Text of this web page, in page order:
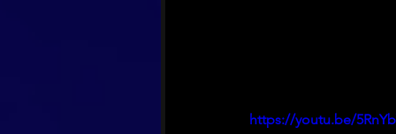
https://youtu.be/